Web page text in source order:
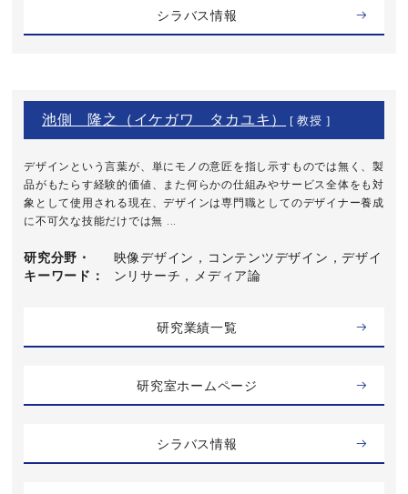
シラバス情報
池側 隆之（イケガワ タカユキ） [ 教授 ]
デザインという言葉が、単にモノの意匠を指し示すものでは無く、製
品がもたらす経験的価値、また何らかの仕組みやサービス全体をも対
象として使用される現在、デザインは専門職としてのデザイナー養成
に不可欠な技能だけでは無 ...
研究分野・
キーワード
映像デザイン，コンテンツデザイン，デザイ
ンリサーチ，メディア論
研究業績一覧
研究室ホームページ
シラバス情報